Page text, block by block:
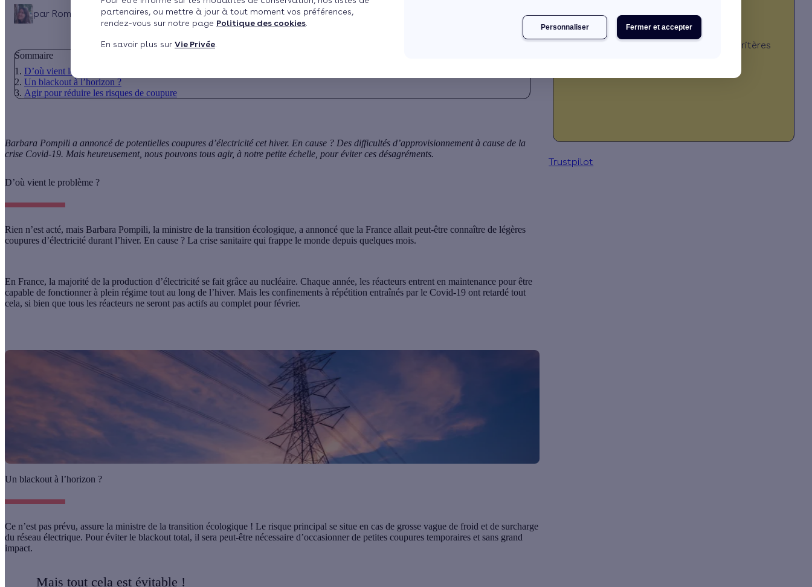
partenaires, ou mettre à jour à tout moment vos préférences,
rendez-vous sur notre page Politique des cookies
En savoir plus sur Vie Privée
Fermer et accepter
Personnaliser
par Romane SagetPublié le 24/11/2020 à 14h17 Mis à jour le 07/08/2024 à 07h03
Sommaire
D’où vient le problème ?
Un blackout à l’horizon ?
Agir pour réduire les risques de coupure
Barbara Pompili a annoncé de potentielles coupures d’électricité cet hiver. En cause ? Des difficultés d’approvisionnement à cause de la
crise Covid-19. Mais heureusement, nous pouvons tous agir, à notre petite échelle, pour éviter ces désagréments.
D’où vient le problème ?
Rien n’est acté, mais Barbara Pompili, la ministre de la transition écologique, a annoncé que la France allait peut-être connaître de légères
coupures d’électricité durant l’hiver. En cause ? La crise sanitaire qui frappe le monde depuis quelques mois.
En France, la majorité de la production d’électricité se fait grâce au nucléaire. Chaque année, les réacteurs entrent en maintenance pour être
capable de fonctionner à plein régime tout au long de l’hiver. Mais les confinements à répétition entraînés par le Covid-19 ont retardé tout
cela, si bien que tous les réacteurs ne seront pas actifs au complet pour février.
Un blackout à l’horizon ?
Ce n’est pas prévu, assure la ministre de la transition écologique ! Le risque principal se situe en cas de grosse vague de froid et de surcharge
du réseau électrique. Pour éviter le blackout total, il sera peut-être nécessaire d’occasionner de petites coupures temporaires et sans grand
impact.
Mais tout cela est évitable !
JE DÉCOUVRE MES PRIMES
*Montant calculé selon plusieurs critères
Trustpilot